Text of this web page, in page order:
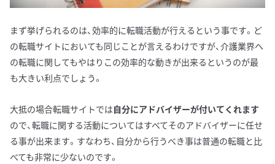
まず挙げられるのは、効率的に転職活動が行えるという事です。ど
の転職サイトにおいても同じことが言えるわけですが、介護業界へ
の転職に関してもやはりこの効率的な動きが出来るというのが最
も大きい利点でしょう。
大抵の場合転職サイトでは自分にアドバイザーが付いてくれます
ので、転職に関する活動についてはすべてそのアドバイザーに任せ
る事が出来ます。すなわち、自分から行うべき事は普通の転職と比
べても非常に少ないのです。